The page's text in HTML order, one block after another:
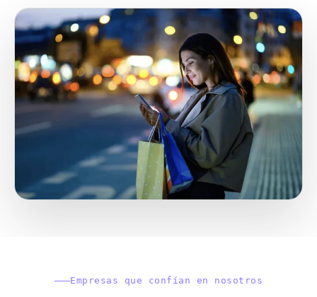
Empresas que confían en nosotros